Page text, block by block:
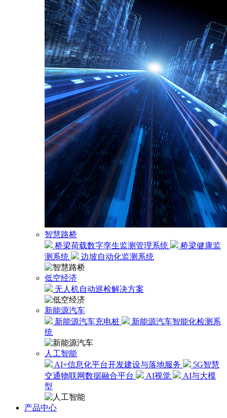
智慧路桥
桥梁荷载数字孪生监测管理系统
桥梁健康监
测系统
边坡自动化监测系统
低空经济
无人机自动巡检解决方案
新能源汽车
新能源汽车充电桩
新能源汽车智能化检测系
统
人工智能
AI+信息化平台开发建设与落地服务
5G智慧
交通物联网数据融合平台
AI视觉
AI与大模
型
产品中心